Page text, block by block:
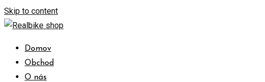
Skip to content
Domov
Obchod
O nás